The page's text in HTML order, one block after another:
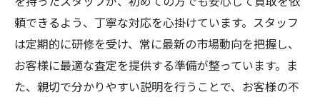
頼できるよう、丁寧な対応を心掛けています。スタッフ
は定期的に研修を受け、常に最新の市場動向を把握し、
お客様に最適な査定を提供する準備が整っています。ま
た、親切で分かりやすい説明を行うことで、お客様の不